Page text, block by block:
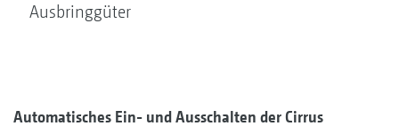
Ausbringgüter
Automatisches Ein- und Ausschalten der Cirrus